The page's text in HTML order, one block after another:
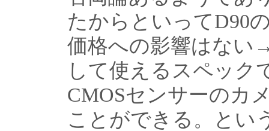
たからといってD90
価格への影響はない
して使えるスペッ
CMOSセンサーのカ
ことができる。とい